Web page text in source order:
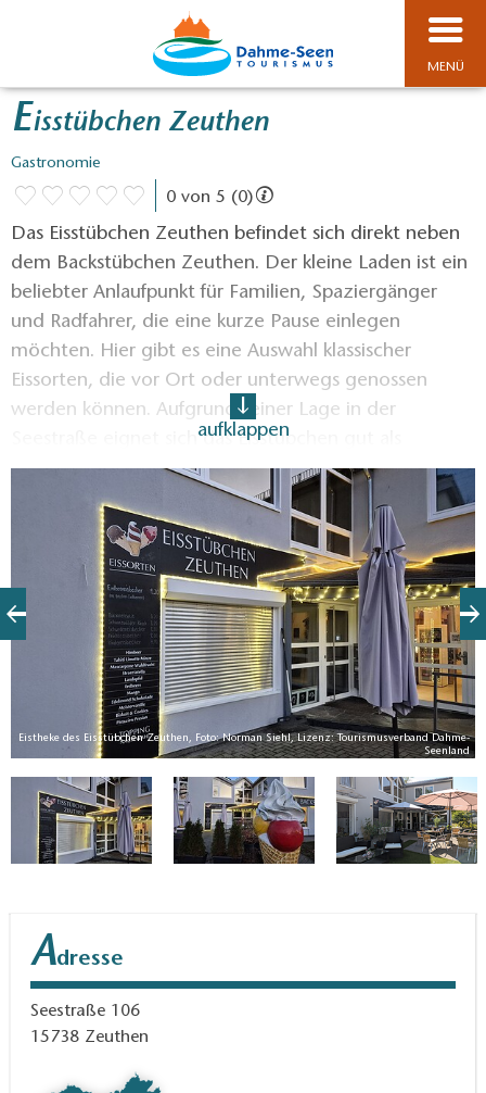
MENÜ
Eisstübchen Zeuthen
Gastronomie
0 von 5 (0)
Das Eisstübchen Zeuthen befindet sich direkt neben
dem Backstübchen Zeuthen. Der kleine Laden ist ein
beliebter Anlaufpunkt für Familien, Spaziergänger
und Radfahrer, die eine kurze Pause einlegen
möchten. Hier gibt es eine Auswahl klassischer
Eissorten, die vor Ort oder unterwegs genossen
werden können. Aufgrund seiner Lage in der
Seestraße eignet sich das Eisstübchen gut als
Zwischenstopp bei einem Ausflug in das Dahme-
aufklappen
Eistheke des Eisstübchen Zeuthen, Foto: Norman Siehl, Lizenz: Tourismusverband Dahme-
Seenland
Adresse
Seestraße 106
15738 Zeuthen